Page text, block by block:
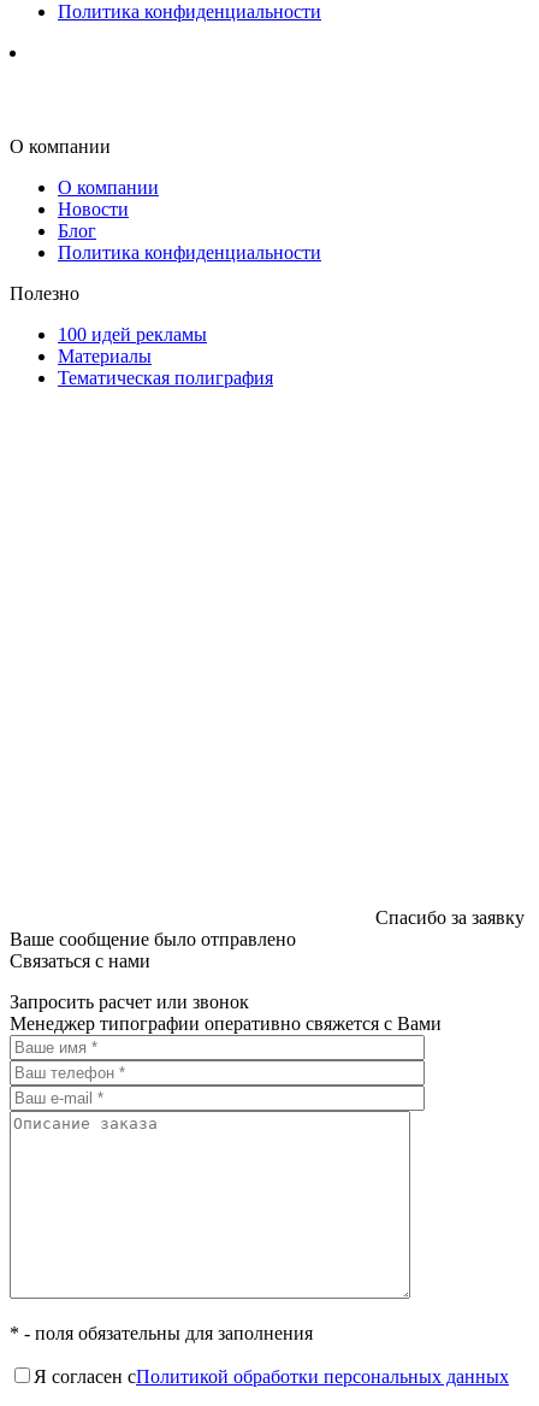
Политика конфиденциальности
О компании
О компании
Новости
Блог
Политика конфиденциальности
Полезно
100 идей рекламы
Материалы
Тематическая полиграфия
Спасибо за заявку
Ваше сообщение было отправлено
Связаться с нами
Запросить расчет или звонок
Менеджер типографии оперативно свяжется с Вами
* - поля обязательны для заполнения
Я согласен сПолитикой обработки персональных данных